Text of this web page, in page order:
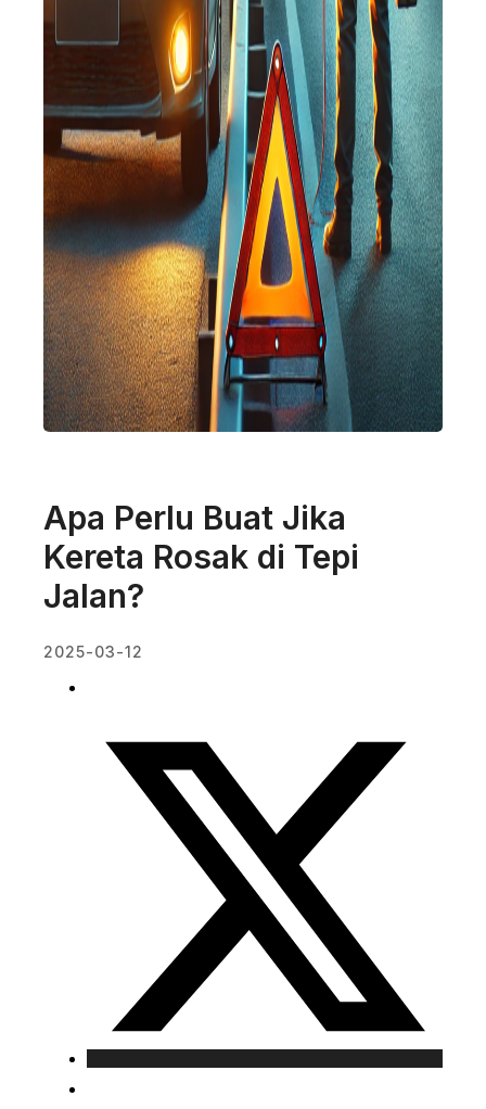
Apa Perlu Buat Jika
Kereta Rosak di Tepi
Jalan?
2025-03-12